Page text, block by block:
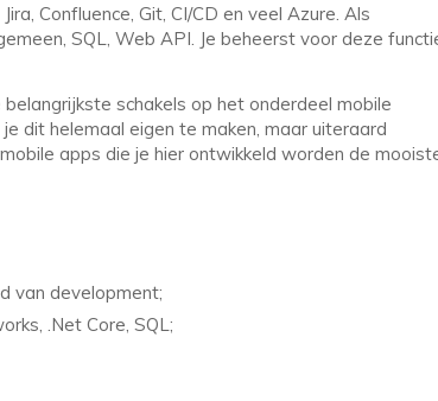
Confluence, Git, CI/CD en veel Azure. Als
SQL, Web API. Je beheerst voor deze
schakels op het onderdeel mobile
dit helemaal eigen te maken, maar uiteraard
apps die je hier ontwikkeld worden de
van development;
.Net Core, SQL;